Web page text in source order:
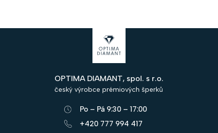
í
p
r
v
k
v
ý
í
OPTIMA DIAMANT, spol. s r.o.
český výrobce prémiových šperků
Po – Pá 9:30 – 17:00
+420 777 994 417